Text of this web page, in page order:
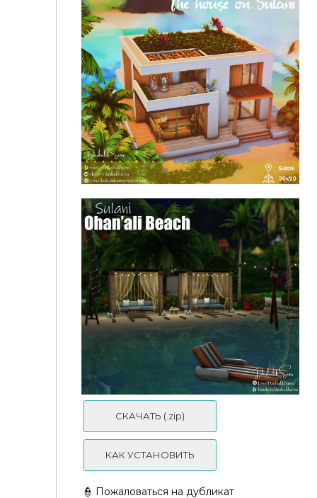
Стендап бар "Кальдера"
Жилой дом на Сулани | СС
СКАЧАТЬ (.zip)
КАК УСТАНОВИТЬ
👮 Пожаловаться на дубликат